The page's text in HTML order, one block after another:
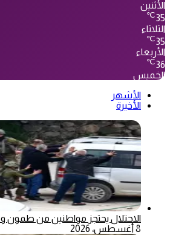
الأثنين
35
℃
الثلاثاء
35
℃
الأربعاء
36
℃
الخميس
الأشهر
الأخيرة
الاحتلال يحتجز مواطنين من طمون
8 أغسطس، 2026